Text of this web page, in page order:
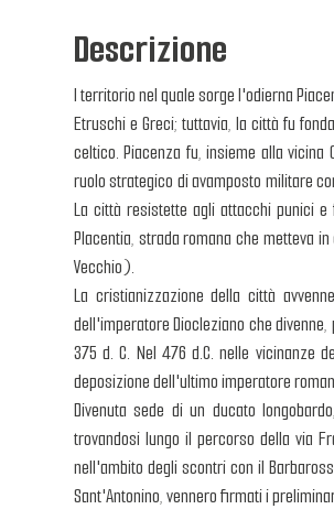
Descrizione
l territorio nel quale sorge l'odierna
Etruschi e Greci; tuttavia, la città fu
celtico. Piacenza fu, insieme alla
ruolo strategico di avamposto militare
La città resistette agli attacchi punici e
Placentia, strada romana che metteva
Vecchio).
La cristianizzazione della città
dell'imperatore Diocleziano che
375 d. C. Nel 476 d.C. nelle vicinanze
deposizione dell'ultimo imperatore
Divenuta sede di un ducato
trovandosi lungo il percorso della via
nell'ambito degli scontri con il
Sant'Antonino, vennero firmati i